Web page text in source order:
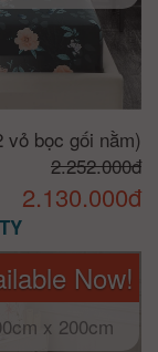
bọc gối nằm)
2.252.000đ
2.130.000đ
Now!
x 200cm